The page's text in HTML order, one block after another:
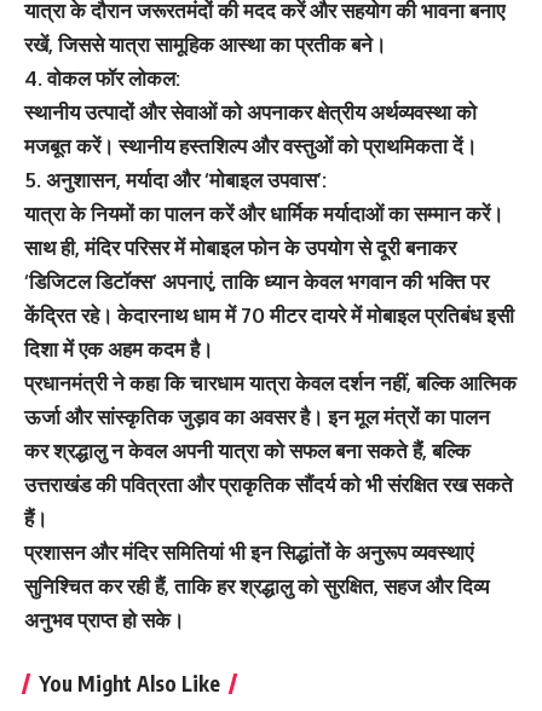
यात्रा के दौरान जरूरतमंदों की मदद करें और सहयोग की भावना बनाए
रखें, जिससे यात्रा सामूहिक आस्था का प्रतीक बने।
4. वोकल फॉर लोकल:
स्थानीय उत्पादों और सेवाओं को अपनाकर क्षेत्रीय अर्थव्यवस्था को
मजबूत करें। स्थानीय हस्तशिल्प और वस्तुओं को प्राथमिकता दें।
5. अनुशासन, मर्यादा और ‘मोबाइल उपवास’:
यात्रा के नियमों का पालन करें और धार्मिक मर्यादाओं का सम्मान करें।
साथ ही, मंदिर परिसर में मोबाइल फोन के उपयोग से दूरी बनाकर
‘डिजिटल डिटॉक्स’ अपनाएं, ताकि ध्यान केवल भगवान की भक्ति पर
केंद्रित रहे। केदारनाथ धाम में 70 मीटर दायरे में मोबाइल प्रतिबंध इसी
दिशा में एक अहम कदम है।
प्रधानमंत्री ने कहा कि चारधाम यात्रा केवल दर्शन नहीं, बल्कि आत्मिक
ऊर्जा और सांस्कृतिक जुड़ाव का अवसर है। इन मूल मंत्रों का पालन
कर श्रद्धालु न केवल अपनी यात्रा को सफल बना सकते हैं, बल्कि
उत्तराखंड की पवित्रता और प्राकृतिक सौंदर्य को भी संरक्षित रख सकते
हैं।
प्रशासन और मंदिर समितियां भी इन सिद्धांतों के अनुरूप व्यवस्थाएं
सुनिश्चित कर रही हैं, ताकि हर श्रद्धालु को सुरक्षित, सहज और दिव्य
अनुभव प्राप्त हो सके।
You Might Also Like